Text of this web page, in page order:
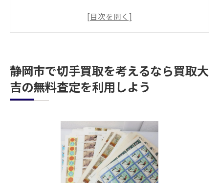
査定前に知っておきたい基本知識
専門スタッフによるサポートで安心
バラもシートも歓迎！静岡市での切手買取を簡
バラ切手の買取ポイント
シート切手の価値を引き出す方法
切手の種類別に見る買取の違い
買取大吉での便利な査定受付
静岡市で切手買取を考えるなら買取大
吉の無料査定を利用しよう